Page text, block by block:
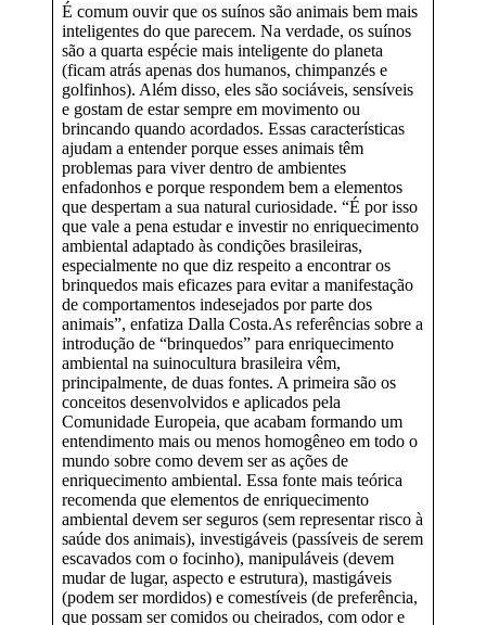
É comum ouvir que os suínos são animais bem mais
inteligentes do que parecem. Na verdade, os suínos
são a quarta espécie mais inteligente do planeta
(ficam atrás apenas dos humanos, chimpanzés e
golfinhos). Além disso, eles são sociáveis, sensíveis
e gostam de estar sempre em movimento ou
brincando quando acordados. Essas características
ajudam a entender porque esses animais têm
problemas para viver dentro de ambientes
enfadonhos e porque respondem bem a elementos
que despertam a sua natural curiosidade. “É por isso
que vale a pena estudar e investir no enriquecimento
ambiental adaptado às condições brasileiras,
especialmente no que diz respeito a encontrar os
brinquedos mais eficazes para evitar a manifestação
de comportamentos indesejados por parte dos
animais”, enfatiza Dalla Costa.As referências sobre a
introdução de “brinquedos” para enriquecimento
ambiental na suinocultura brasileira vêm,
principalmente, de duas fontes. A primeira são os
conceitos desenvolvidos e aplicados pela
Comunidade Europeia, que acabam formando um
entendimento mais ou menos homogêneo em todo o
mundo sobre como devem ser as ações de
enriquecimento ambiental. Essa fonte mais teórica
recomenda que elementos de enriquecimento
ambiental devem ser seguros (sem representar risco à
saúde dos animais), investigáveis (passíveis de serem
escavados com o focinho), manipuláveis (devem
mudar de lugar, aspecto e estrutura), mastigáveis
(podem ser mordidos) e comestíveis (de preferência,
que possam ser comidos ou cheirados, com odor e